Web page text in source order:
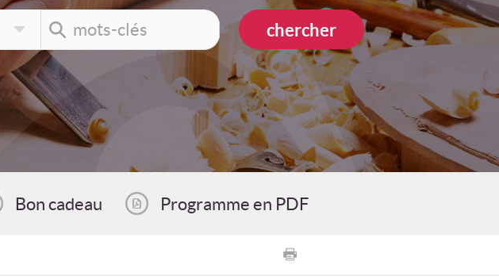
Bon cadeau Programme en PDF